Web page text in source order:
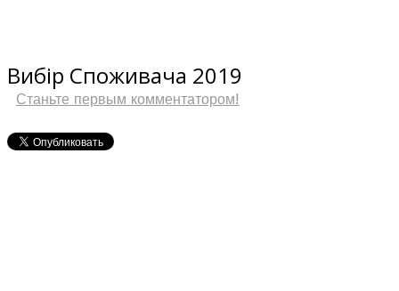
Вибір Споживача 2019
Станьте первым комментатором!